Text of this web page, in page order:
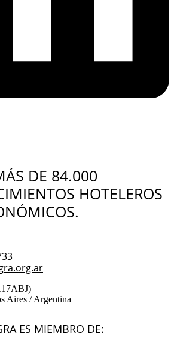
DE 84.000
HOTELEROS
Aires / Argentina
ES MIEMBRO DE: